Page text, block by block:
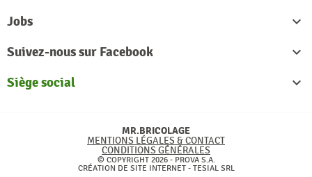
Jobs

Suivez-nous sur Facebook

Siège social

MR.BRICOLAGE
MENTIONS LÉGALES & CONTACT
CONDITIONS GÉNÉRALES
© COPYRIGHT 2026 - PROVA S.A.
CRÉATION DE SITE INTERNET - TESIAL SRL